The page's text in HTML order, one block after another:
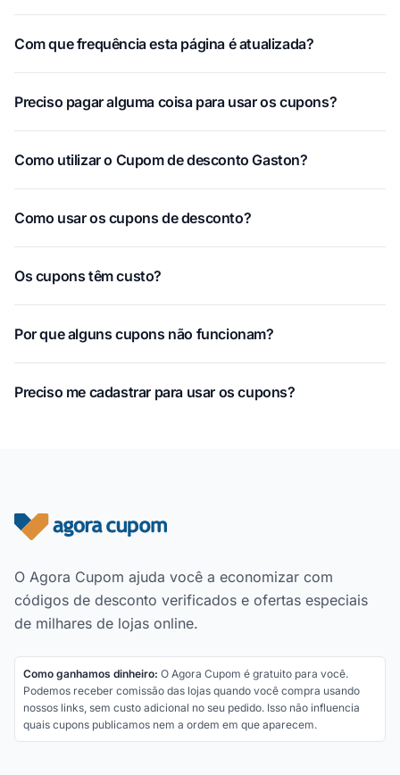
Com que frequência esta página é atualizada?
Preciso pagar alguma coisa para usar os cupons?
Como utilizar o Cupom de desconto Gaston?
Como usar os cupons de desconto?
Os cupons têm custo?
Por que alguns cupons não funcionam?
Preciso me cadastrar para usar os cupons?
Rodapé do site
O Agora Cupom ajuda você a economizar com
códigos de desconto verificados e ofertas especiais
de milhares de lojas online.
Como ganhamos dinheiro: O Agora Cupom é gratuito para você.
Podemos receber comissão das lojas quando você compra usando
nossos links, sem custo adicional no seu pedido. Isso não influencia
quais cupons publicamos nem a ordem em que aparecem.